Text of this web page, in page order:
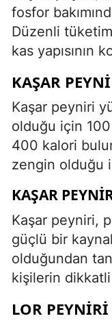
fosfor
Düzenli
kas yapısının
KAŞAR
Kaşar peyniri
olduğu için
400 kalori
zengin olduğu
KAŞAR
Kaşar peyniri,
güçlü bir
olduğundan
kişilerin
LOR